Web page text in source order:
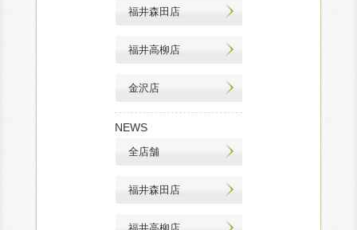
福井森田店
福井高柳店
金沢店
NEWS
全店舗
福井森田店